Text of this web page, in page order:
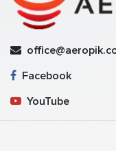
Facebook
YouTube